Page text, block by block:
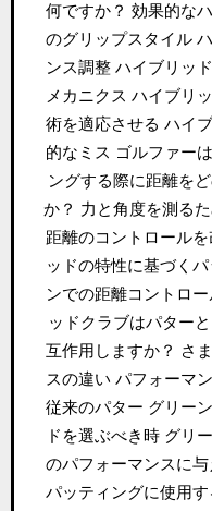
何ですか？ 効果的な
のグリップスタイル
ンス調整 ハイブリッ
メカニクス ハイブリ
術を適応させる ハイ
的なミス ゴルファー
ングする際に距離を
か？ 力と角度を測る
距離のコントロール
ッドの特性に基づく
ンでの距離コントロ
ッドクラブはパター
互作用しますか？ さ
スの違い パフォーマ
従来のパター グリー
ドを選ぶべき時 グリ
のパフォーマンスに
パッティングに使用